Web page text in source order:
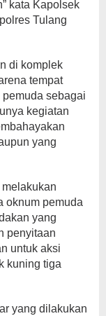
kata Kapolsek
Tulang
di komplek
tempat
sebagai
kegiatan
yang
oknum pemuda
yang
penyitaan
untuk aksi
kuning tiga
yang dilakukan